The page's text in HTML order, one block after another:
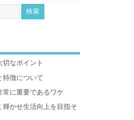
なポイント
特徴について
に重要であるワケ
かせ生活向上を目指そ